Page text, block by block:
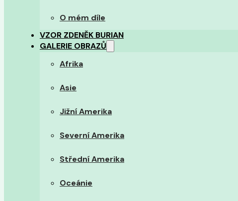
O mém díle
VZOR ZDENĚK BURIAN
GALERIE OBRAZŮ
Afrika
Asie
Jižní Amerika
Severní Amerika
Střední Amerika
Oceánie